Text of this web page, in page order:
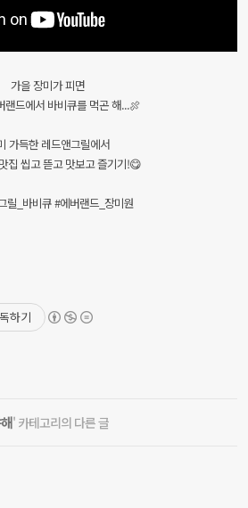
가을 장미가 피면
랜드에서 바비큐를 먹곤 해...🍖
가득한 레드앤그릴에서
집 씹고 뜯고 맛보고 즐기기!😋
릴_바비큐 #에버랜드_장미원
하기
' 카테고리의 다른 글